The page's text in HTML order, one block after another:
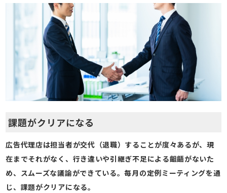
課題がクリアになる
広告代理店は担当者が交代（退職）することが度々あるが、現
在までそれがなく、行き違いや引継ぎ不足による齟齬がないた
め、スムーズな議論ができている。毎月の定例ミーティングを通
じ、課題がクリアになる。